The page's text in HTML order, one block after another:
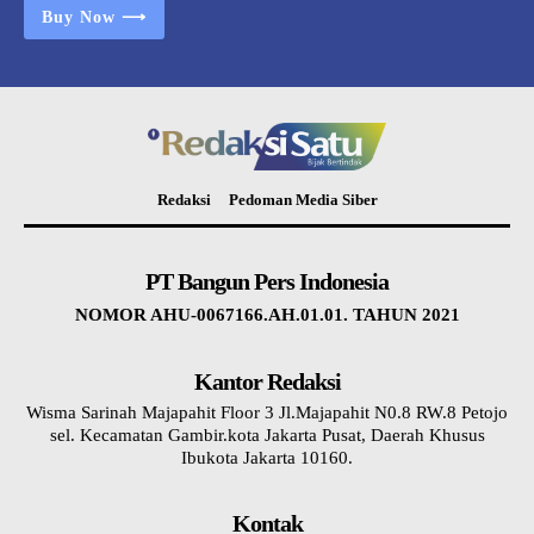
Buy Now ⟶
Redaksi Pedoman Media Siber
PT Bangun Pers Indonesia
NOMOR AHU-0067166.AH.01.01. TAHUN 2021
Kantor Redaksi
Wisma Sarinah Majapahit Floor 3 Jl.Majapahit N0.8 RW.8 Petojo
sel. Kecamatan Gambir.kota Jakarta Pusat, Daerah Khusus
Ibukota Jakarta 10160.
Kontak